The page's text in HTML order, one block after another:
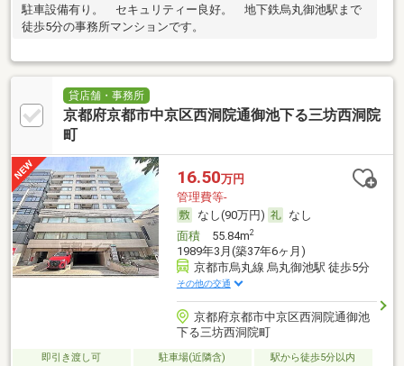
駐車設備有り。 セキュリティー良好。 地下鉄烏丸御池駅まで
徒歩5分の事務所マンションです。
貸店舗・事務所
京都府京都市中京区西洞院通御池下る三坊西洞院
町
16.50万円
管理費等-
なし(90万円)
なし
面積55.84m2
1989年3月(築37年6ヶ月)
京都市烏丸線 烏丸御池駅 徒歩5分
その他の交通
京都府京都市中京区西洞院通御池
下る三坊西洞院町
即引き渡し可 駐車場(近隣含) 駅から徒歩5分以内